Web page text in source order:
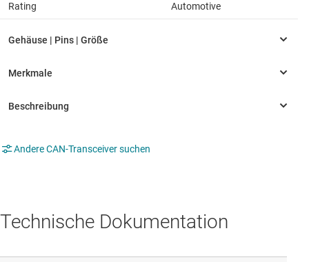
Rating Automotive
Andere CAN-Transceiver suchen
Technische Dokumentation